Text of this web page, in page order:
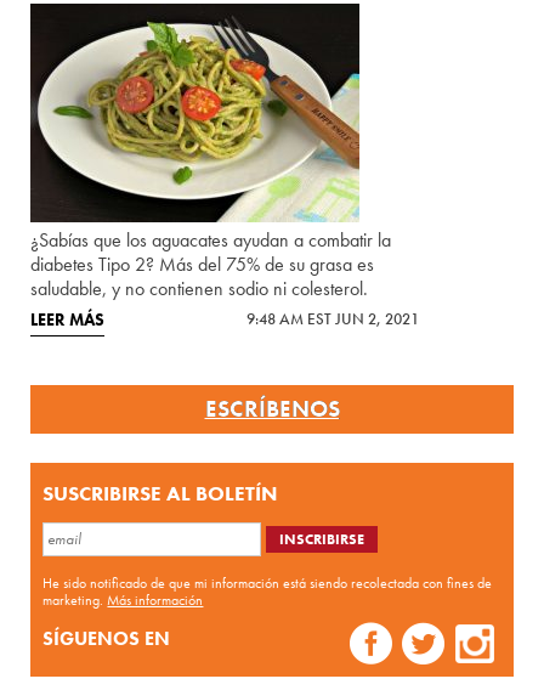
¿Sabías que los aguacates ayudan a combatir la
diabetes Tipo 2? Más del 75% de su grasa es
saludable, y no contienen sodio ni colesterol.
LEER MÁS 9:48 AM EST JUN 2, 2021
ESCRÍBENOS
SUSCRIBIRSE AL BOLETÍN
He sido notificado de que mi información está siendo recolectada con fines de
marketing.Más información
SÍGUENOS EN